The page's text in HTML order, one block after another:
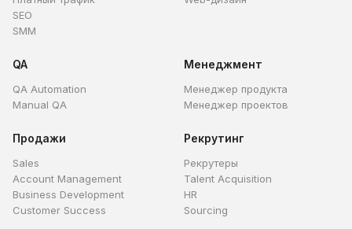
SEO
SMM
QA
QA Automation
Manual QA
Менеджмент
Менеджер продукта
Менеджер проектов
Продажи
Sales
Account Management
Business Development
Customer Success
Рекрутинг
Рекрутеры
Talent Acquisition
HR
Sourcing